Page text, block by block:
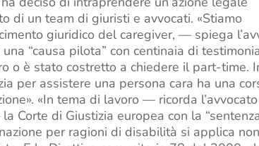
di un team di giuristi e avvocati. «Stiamo
giuridico del caregiver, — spiega
“causa pilota” con centinaia di
o è stato costretto a chiedere il part-time.
per assistere una persona cara ha una
«In tema di lavoro — ricorda l’avvocato
Corte di Giustizia europea con la
per ragioni di disabilità si applica